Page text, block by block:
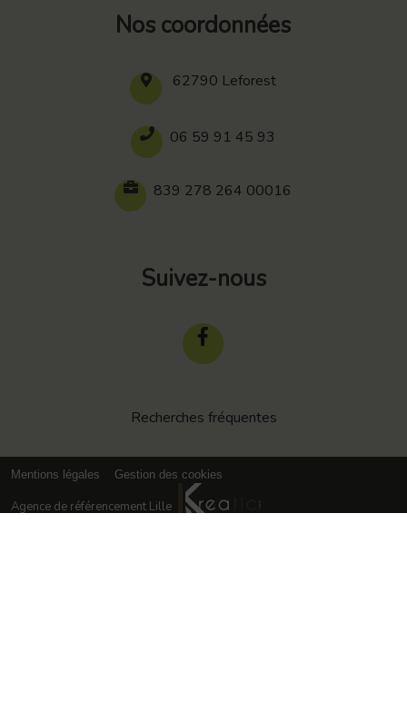
Nos coordonnées
62790 Leforest
06 59 91 45 93
839 278 264 00016
Suivez-nous
Recherches fréquentes
Mentions légales Gestion des cookies
Agence de référencement Lille